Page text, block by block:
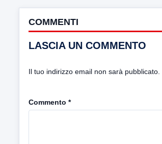
COMMENTI
LASCIA UN COMMENTO
Il tuo indirizzo email non sarà pubblicato.
Commento *